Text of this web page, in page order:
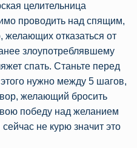
целительница
проводить над спящим,
желающих отказаться от
злоупотреблявшему
спать. Станьте перед
нужно между 5 шагов,
желающий бросить
победу над желанием
не курю значит это